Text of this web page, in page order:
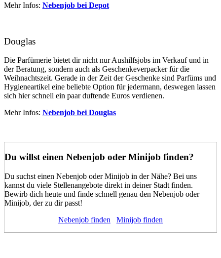
Mehr Infos: Nebenjob bei Depot
Douglas
Die Parfümerie bietet dir nicht nur Aushilfsjobs im Verkauf und in
der Beratung, sondern auch als Geschenkeverpacker für die
Weihnachtszeit. Gerade in der Zeit der Geschenke sind Parfüms und
Hygieneartikel eine beliebte Option für jedermann, deswegen lassen
sich hier schnell ein paar duftende Euros verdienen.
Mehr Infos: Nebenjob bei Douglas
Du willst einen Nebenjob oder Minijob finden?
Du suchst einen Nebenjob oder Minijob in der Nähe? Bei uns
kannst du viele Stellenangebote direkt in deiner Stadt finden.
Bewirb dich heute und finde schnell genau den Nebenjob oder
Minijob, der zu dir passt!
Nebenjob finden
Minijob finden